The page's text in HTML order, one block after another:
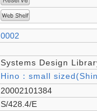
0002
Systems Design
Hino：small
20002101384
S/428.4/E